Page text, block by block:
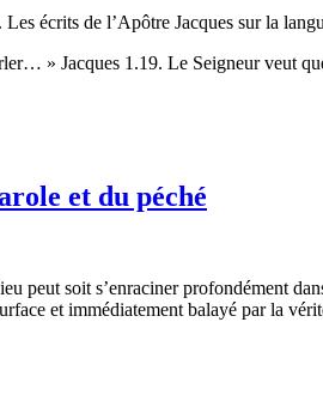
écrits de l’Apôtre Jacques sur la
» Jacques 1.19. Le Seigneur veut
et du péché
peut soit s’enraciner profondément
et immédiatement balayé par la